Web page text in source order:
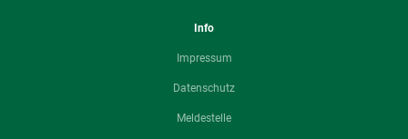
Info
Impressum
Datenschutz
Meldestelle